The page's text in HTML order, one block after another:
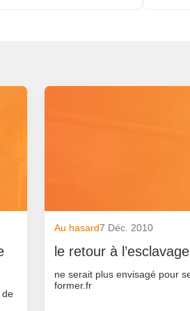
de
Au hasard7 Déc. 2010
le retour à l’esclavage
ne serait plus envisagé pour
former.fr